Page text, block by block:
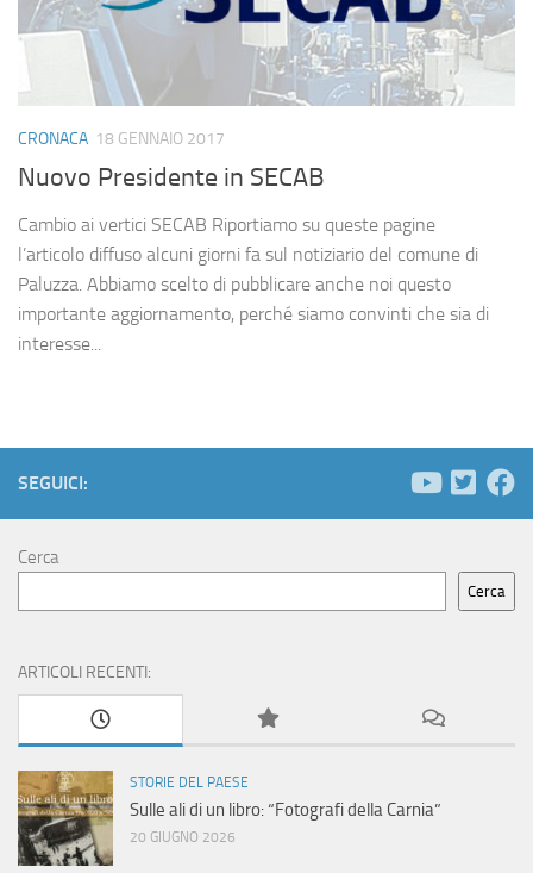
CRONACA 18 GENNAIO 2017
Nuovo Presidente in SECAB
Cambio ai vertici SECAB Riportiamo su queste pagine
l’articolo diffuso alcuni giorni fa sul notiziario del comune di
Paluzza. Abbiamo scelto di pubblicare anche noi questo
importante aggiornamento, perché siamo convinti che sia di
interesse...
SEGUICI:
Cerca
Cerca
ARTICOLI RECENTI:
STORIE DEL PAESE
Sulle ali di un libro: “Fotografi della Carnia”
20 GIUGNO 2026